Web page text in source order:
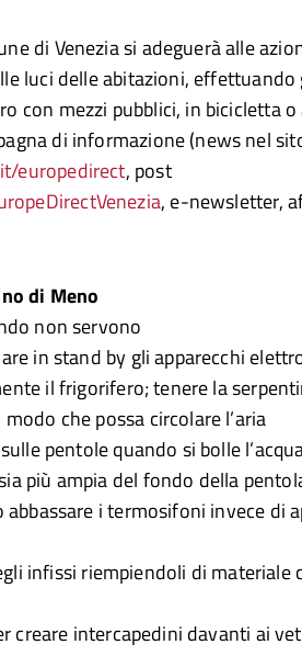
di Venezia si adeguerà alle
luci delle abitazioni, effettuando
con mezzi pubblici, in bicicletta o
di informazione (news nel
europedirect, post
, e-newsletter,
di Meno
non servono
in stand by gli apparecchi
il frigorifero; tenere la
che possa circolare l’aria
pentole quando si bolle
più ampia del fondo della
abbassare i termosifoni invece di
infissi riempiendoli di materiale
creare intercapedini davanti ai